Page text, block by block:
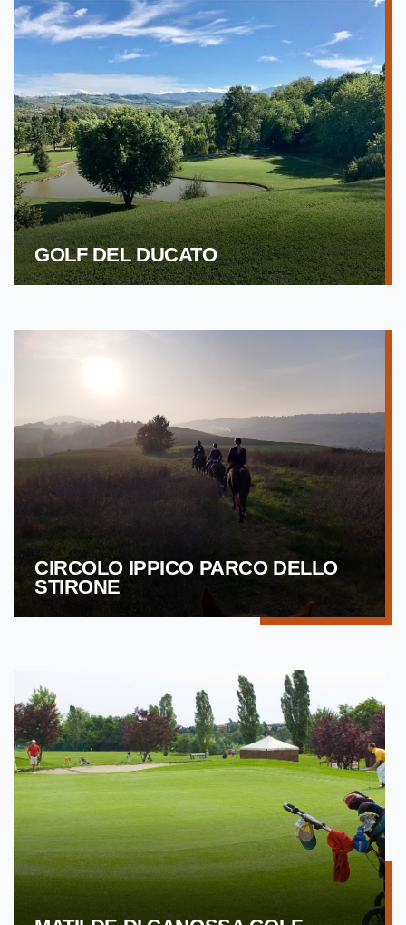
GOLF DEL DUCATO
CIRCOLO IPPICO PARCO DELLO
STIRONE